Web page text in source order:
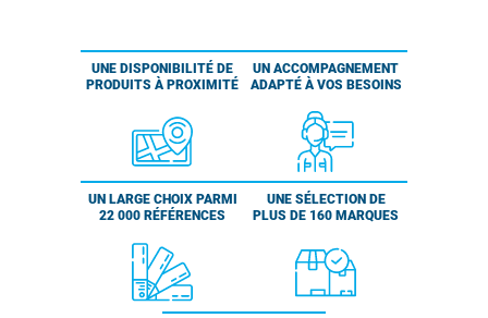
UNE DISPONIBILITÉ DE
PRODUITS À PROXIMITÉ
UN ACCOMPAGNEMENT
ADAPTÉ À VOS BESOINS
UN LARGE CHOIX PARMI
22 000 RÉFÉRENCES
UNE SÉLECTION DE
PLUS DE 160 MARQUES